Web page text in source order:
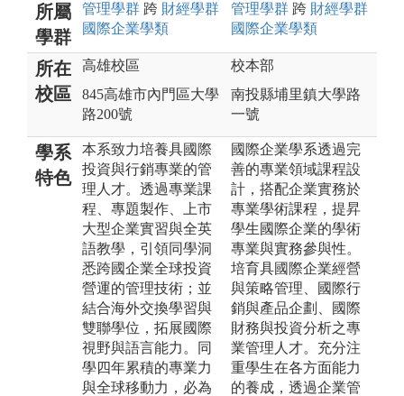
所屬
學群
管理學群 跨 財經學群
國際企業學類
管理學群 跨 財經學群
國際企業學類
所在
校區
高雄校區
845高雄市內門區大學
路200號
校本部
南投縣埔里鎮大學路
一號
學系
特色
本系致力培養具國際
投資與行銷專業的管
理人才。透過專業課
程、專題製作、上市
大型企業實習與全英
語教學，引領同學洞
悉跨國企業全球投資
營運的管理技術；並
結合海外交換學習與
雙聯學位，拓展國際
視野與語言能力。同
學四年累積的專業力
與全球移動力，必為
國際企業學系透過完
善的專業領域課程設
計，搭配企業實務於
專業學術課程，提昇
學生國際企業的學術
專業與實務參與性。
培育具國際企業經營
與策略管理、國際行
銷與產品企劃、國際
財務與投資分析之專
業管理人才。充分注
重學生在各方面能力
的養成，透過企業管